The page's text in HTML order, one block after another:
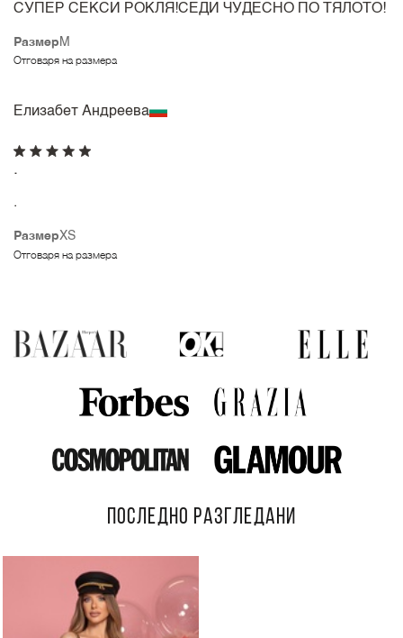
Размер M
Отговаря на размера
СУПЕР СЕКСИ РОКЛЯ!СЕДИ ЧУДЕСНО ПО ТЯЛОТО!
Елизабет Андреева
РазмерXS
Отговаря на размера
.
.
ПОСЛЕДНО РАЗГЛЕДАНИ